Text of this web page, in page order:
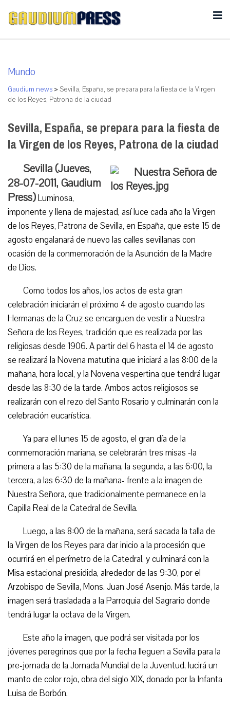
Mundo
Gaudium news >Sevilla, España, se prepara para la fiesta de la Virgen
de los Reyes, Patrona de la ciudad
Sevilla, España, se prepara para la fiesta de
la Virgen de los Reyes, Patrona de la ciudad
Sevilla (Jueves,
28-07-2011, Gaudium
Press)Luminosa,
imponente y llena de majestad, así luce cada año la Virgen
de los Reyes, Patrona de Sevilla, en España, que este 15 de
agosto engalanará de nuevo las calles sevillanas con
ocasión de la conmemoración de la Asunción de la Madre
de Dios.
Como todos los años, los actos de esta gran
celebración iniciarán el próximo 4 de agosto cuando las
Hermanas de la Cruz se encarguen de vestir a Nuestra
Señora de los Reyes, tradición que es realizada por las
religiosas desde 1906. A partir del 6 hasta el 14 de agosto
se realizará la Novena matutina que iniciará a las 8:00 de la
mañana, hora local, y la Novena vespertina que tendrá lugar
desde las 8:30 de la tarde. Ambos actos religiosos se
realizarán con el rezo del Santo Rosario y culminarán con la
celebración eucarística.
Ya para el lunes 15 de agosto, el gran día de la
conmemoración mariana, se celebrarán tres misas -la
primera a las 5:30 de la mañana, la segunda, a las 6:00, la
tercera, a las 6:30 de la mañana- frente a la imagen de
Nuestra Señora, que tradicionalmente permanece en la
Capilla Real de la Catedral de Sevilla.
Luego, a las 8:00 de la mañana, será sacada la talla de
la Virgen de los Reyes para dar inicio a la procesión que
ocurrirá en el perímetro de la Catedral, y culminará con la
Misa estacional presidida, alrededor de las 9:30, por el
Arzobispo de Sevilla, Mons. Juan José Asenjo. Más tarde, la
imagen será trasladada a la Parroquia del Sagrario donde
tendrá lugar la octava de la Virgen.
Este año la imagen, que podrá ser visitada por los
jóvenes peregrinos que por la fecha lleguen a Sevilla para la
pre-jornada de la Jornada Mundial de la Juventud, lucirá un
manto de color rojo, obra del siglo XIX, donado por la Infanta
Luisa de Borbón.